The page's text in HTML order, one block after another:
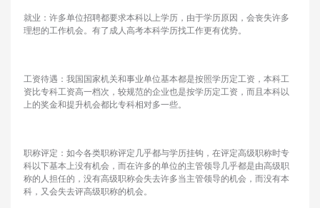
就业：许多单位招聘都要求本科以上学历，由于学历原因，会丧失许多
理想的工作机会。有了成人高考本科学历找工作更有优势。
工资待遇：我国国家机关和事业单位基本都是按照学历定工资，本科工
资比专科工资高一档次，较规范的企业也是按学历定工资，而且本科以
上的奖金和提升机会都比专科相对多一些。
职称评定：如今各类职称评定几乎都与学历挂钩，在评定高级职称时专
科以下基本上没有机会，而在许多的单位的主管领导几乎都是由高级职
称的人担任的，没有高级职称会失去许多当主管领导的机会，而没有本
科，又会失去评高级职称的机会。